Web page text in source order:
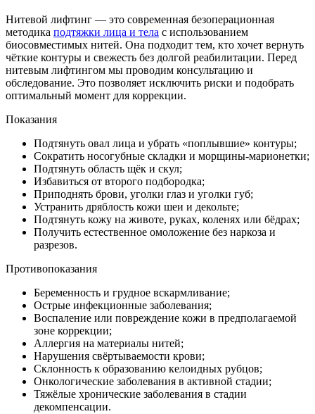
Нитевой лифтинг — это современная безоперационная
методика подтяжки лица и тела с использованием
биосовместимых нитей. Она подходит тем, кто хочет вернуть
чёткие контуры и свежесть без долгой реабилитации. Перед
нитевым лифтингом мы проводим консультацию и
обследование. Это позволяет исключить риски и подобрать
оптимальный момент для коррекции.
Показания
Подтянуть овал лица и убрать «поплывшие» контуры;
Сократить носогубные складки и морщины-марионетки;
Подтянуть область щёк и скул;
Избавиться от второго подбородка;
Приподнять брови, уголки глаз и уголки губ;
Устранить дряблость кожи шеи и декольте;
Подтянуть кожу на животе, руках, коленях или бёдрах;
Получить естественное омоложение без наркоза и
разрезов.
Противопоказания
Беременность и грудное вскармливание;
Острые инфекционные заболевания;
Воспаление или повреждение кожи в предполагаемой
зоне коррекции;
Аллергия на материалы нитей;
Нарушения свёртываемости крови;
Склонность к образованию келоидных рубцов;
Онкологические заболевания в активной стадии;
Тяжёлые хронические заболевания в стадии
декомпенсации.